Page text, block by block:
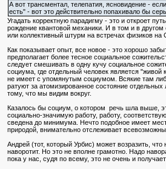
А вот трансментал, телепатия, ясновидение -
есть" - вот это действительно попахивало бы
Угадать корректную парадигму - это и откроет
рождение квантовой механики. И в том и в
или коллективный штурм на встречах физиков на
Как показывает опыт, все новое - это хорошо
предполагает более тесное социальное
следует смешивать в одну кучу социальное
социума, где отдельный человек является
не имеет с упомянутым социумом. Всякие там
ратуют за атомизированное состояние
тому, что мы видим вокруг.
Казалось бы социум, о котором речь шла выше,
социально-значимую работу, работу,
сведена до минимума. Нечто подобное имеет
природой, внимательно отслеживает
Андрей (тот, который Урбис) может возразить,
наворотит. Но это не вполне грамотно. Надо
пока у нас, судя по всему, это не очень и